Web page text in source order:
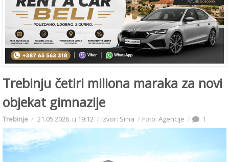
Trebinju četiri miliona maraka za novi
objekat gimnazije
Trebinje 21.05.2026. u 19:12 Izvor: Srna Foto: Agencije 1